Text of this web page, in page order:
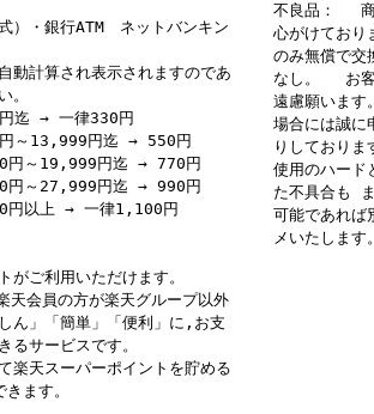
）・銀行ATM ネットバンキン
動計算され表示されますのであ
。
迄 → 一律330円
～13,999円迄 → 550円
円～19,999円迄 → 770円
円～27,999円迄 → 990円
円以上 → 一律1,100円
がご利用いただけます。
天会員の方が楽天グループ以外
ん」「簡単」「便利」に,お支
るサービスです。
楽天スーパーポイントを貯める
ます。
不良品： 商
心がけており
のみ無償で交
なし。 お客
遠慮願いま
場合には誠に
りしており
使用のハード
た不具合も
可能であれば
メいたしま